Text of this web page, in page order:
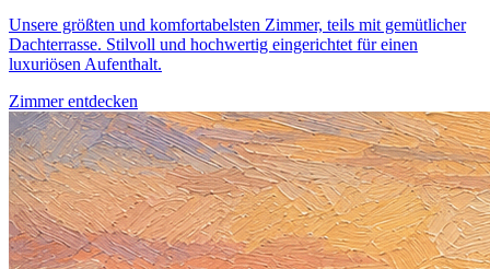
Unsere größten und komfortabelsten Zimmer, teils mit gemütlicher
Dachterrasse. Stilvoll und hochwertig eingerichtet für einen
luxuriösen Aufenthalt.
Zimmer entdecken